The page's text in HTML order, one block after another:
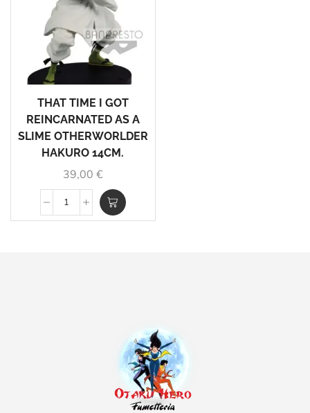
THAT TIME I GOT
REINCARNATED AS A
SLIME OTHERWORLDER
HAKURO 14CM.
39,00 €